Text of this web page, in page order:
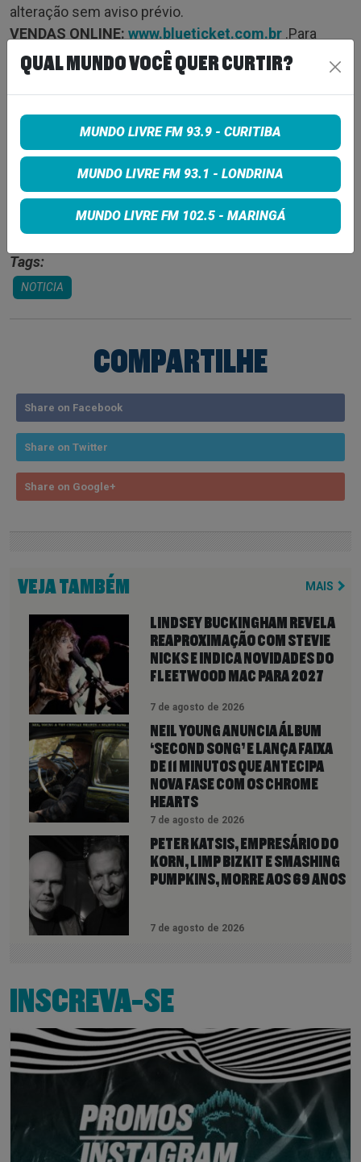
alteração sem aviso prévio.
VENDAS ONLINE: www.blueticket.com.br .Para
compras online é necessária a comprovação do
direito ao benefício da meia-entrada no acesso ao
evento.
FORMA DE PAGAMENTO:Dinheiro, Pix e cartões de
crédito/débito
CLASSIFICAÇÃO ETÁRIA:
anos acompanhados por um responsável legal.
Realização:Prime
Tags:
NOTICIA
COMPARTILHE
Share on Facebook
Share on Twitter
Share on Google+
VEJA TAMBÉM MAIS
LINDSEY BUCKINGHAM REVELA
REAPROXIMAÇÃO COM STEVIE
NICKS E INDICA NOVIDADES DO
FLEETWOOD MAC PARA 2027
7 de agosto de 2026
NEIL YOUNG ANUNCIA ÁLBUM
‘SECOND SONG’ E LANÇA FAIXA
DE 11 MINUTOS QUE ANTECIPA
NOVA FASE COM OS CHROME
HEARTS
7 de agosto de 2026
PETER KATSIS, EMPRESÁRIO DO
KORN, LIMP BIZKIT E SMASHING
PUMPKINS, MORRE AOS 69 ANOS
7 de agosto de 2026
INSCREVA-SE
QUAL MUNDO VOCÊ QUER CURTIR?
MUNDO LIVRE FM 93.9 - CURITIBA
MUNDO LIVRE FM 93.1 - LONDRINA
MUNDO LIVRE FM 102.5 - MARINGÁ